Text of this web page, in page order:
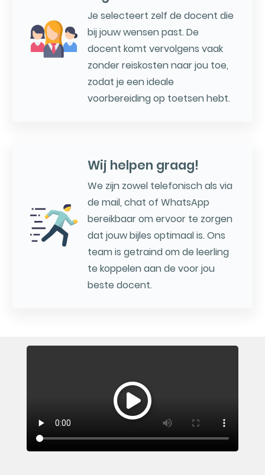
Je selecteert zelf de docent die
bij jouw wensen past. De
docent komt vervolgens vaak
zonder reiskosten naar jou toe,
zodat je een ideale
voorbereiding op toetsen hebt.
Wij helpen graag!
We zijn zowel telefonisch als via
de mail, chat of WhatsApp
bereikbaar om ervoor te zorgen
dat jouw bijles optimaal is. Ons
team is getraind om de leerling
te koppelen aan de voor jou
beste docent.